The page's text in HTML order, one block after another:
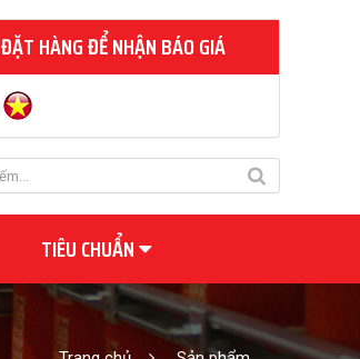
ĐẶT HÀNG ĐỂ NHẬN BÁO GIÁ
TIÊU CHUẨN